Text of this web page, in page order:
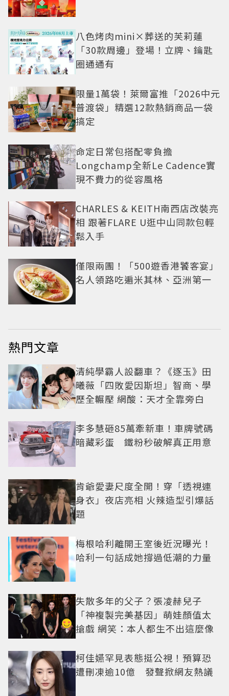
八色烤肉mini×葬送的芙莉蓮
「30款周邊」登場！立牌、鑰匙
圈通通有
限量1萬袋！萊爾富推「2026中元
普渡袋」精選12款熱銷商品一袋
搞定
命定日常包搭配零負擔
Longchamp全新Le Cadence實
現不費力的從容風格
CHARLES & KEITH南西店改裝亮
相 跟著FLARE U逛中山同款包輕
鬆入手
僅限兩團！「500遊香港饕客宴」
名人領路吃遍米其林、亞洲第一
熱門文章
清純學霸人設翻車？《逐玉》田
曦薇「四敗愛因斯坦」智商、學
歷全輾壓 網酸：天才全靠旁白
李多慧砸85萬牽新車！車牌號碼
暗藏彩蛋 鐵粉秒破解真正用意
肯爺愛妻尺度全開！穿「透視連
身衣」夜店亮相 火辣造型引爆話
題
梅根哈利離開王室後近況曝光！
哈利一句話成她撐過低潮的力量
失散多年的父子？張凌赫兒子
「神複製完美基因」萌娃顏值太
搶戲 網笑：本人都生不出這麼像
柯佳嬿罕見表態挺公視！預算恐
遭刪凍逾10億 發聲掀網友熱議